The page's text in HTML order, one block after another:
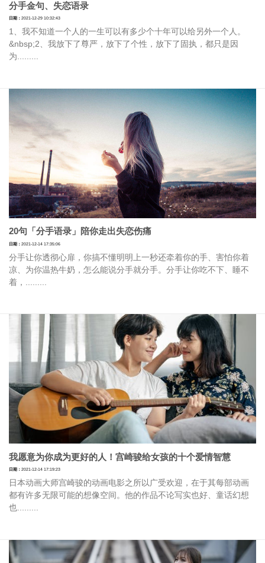
分手金句、失恋语录
日期： 2021-12-29 10:32:43
1、我不知道一个人的一生可以有多少个十年可以给另外一个人。
&nbsp;2、我放下了尊严，放下了个性，放下了固执，都只是因
为.........
20句「分手语录」陪你走出失恋伤痛
日期： 2021-12-14 17:35:06
分手让你透彻心扉，你搞不懂明明上一秒还牵着你的手、害怕你着
凉、为你温热牛奶，怎么能说分手就分手。分手让你吃不下、睡不
着，.........
我愿意为你成为更好的人！宫崎骏给女孩的十个爱情智慧
日期： 2021-12-14 17:19:23
日本动画大师宫崎骏的动画电影之所以广受欢迎，在于其每部动画
都有许多无限可能的想像空间。他的作品不论写实也好、童话幻想
也.........